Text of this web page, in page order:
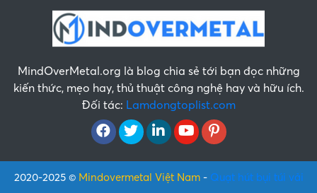
MindOverMetal.org là blog chia sẻ tới bạn đọc những
kiến thức, mẹo hay, thủ thuật công nghệ hay và hữu ích.
Đối tác: Lamdongtoplist.com
2020-2025 © Mindovermetal Việt Nam- Quạt hút bụi túi vải